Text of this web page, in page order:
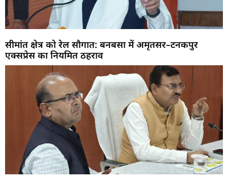
सीमांत क्षेत्र को रेल सौगात: बनबसा में अमृतसर–टनकपुर
एक्सप्रेस का नियमित ठहराव